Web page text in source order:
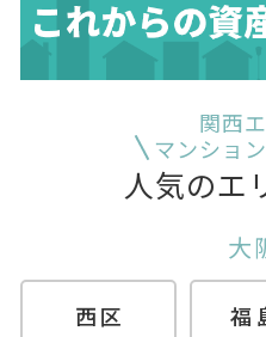
関西
マンショ
人気のエ
大
西区 福